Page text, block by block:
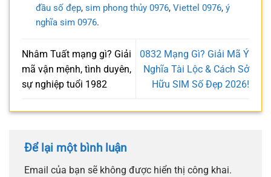
đầu số đẹp, sim phong thủy 0976, Viettel 0976, ý
nghĩa sim 0976.
Nhâm Tuất mạng gì? Giải
mã vận mệnh, tình duyên,
sự nghiệp tuổi 1982
0832 Mạng Gì? Giải Mã Ý
Nghĩa Tài Lộc & Cách Sở
Hữu SIM Số Đẹp 2026!
Để lại một bình luận
Email của bạn sẽ không được hiển thị công khai.